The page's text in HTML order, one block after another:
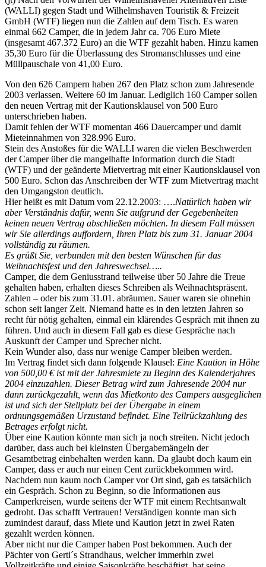
(WALLI) gegen Stadt und Wilhelmshaven Touristik & Freizeit
GmbH (WTF) liegen nun die Zahlen auf dem Tisch. Es waren
einmal 662 Camper, die in jedem Jahr ca. 706 Euro Miete
(insgesamt 467.372 Euro) an die WTF gezahlt haben. Hinzu kamen
35,30 Euro für die Überlassung des Stromanschlusses und eine
Müllpauschale von 41,00 Euro.
Von den 626 Campern haben 267 den Platz schon zum Jahresende
2003 verlassen. Weitere 60 im Januar. Lediglich 160 Camper sollen
den neuen Vertrag mit der Kautionsklausel von 500 Euro
unterschrieben haben.
Damit fehlen der WTF momentan 466 Dauercamper und damit
Mieteinnahmen von 328.996 Euro.
Stein des Anstoßes für die WALLI waren die vielen Beschwerden
der Camper über die mangelhafte Information durch die Stadt
(WTF) und der geänderte Mietvertrag mit einer Kautionsklausel von
500 Euro. Schon das Anschreiben der WTF zum Mietvertrag macht
den Umgangston deutlich.
Hier heißt es mit Datum vom 22.12.2003: ….Natürlich haben wir
aber Verständnis dafür, wenn Sie aufgrund der Gegebenheiten
keinen neuen Vertrag abschließen möchten. In diesem Fall müssen
wir Sie allerdings auffordern, Ihren Platz bis zum 31. Januar 2004
vollständig zu räumen.
Es grüßt Sie, verbunden mit den besten Wünschen für das
Weihnachtsfest und den Jahreswechsel…..
Camper, die dem Geniusstrand teilweise über 50 Jahre die Treue
gehalten haben, erhalten dieses Schreiben als Weihnachtspräsent.
Zahlen – oder bis zum 31.01. abräumen. Sauer waren sie ohnehin
schon seit langer Zeit. Niemand hatte es in den letzten Jahren so
recht für nötig gehalten, einmal ein klärendes Gespräch mit ihnen zu
führen. Und auch in diesem Fall gab es diese Gespräche nach
Auskunft der Camper und Sprecher nicht.
Kein Wunder also, dass nur wenige Camper bleiben werden.
Im Vertrag findet sich dann folgende Klausel: Eine Kaution in Höhe
von 500,00 € ist mit der Jahresmiete zu Beginn des Kalenderjahres
2004 einzuzahlen. Dieser Betrag wird zum Jahresende 2004 nur
dann zurückgezahlt, wenn das Mietkonto des Campers ausgeglichen
ist und sich der Stellplatz bei der Übergabe in einem
ordnungsgemäßen Urzustand befindet. Eine Teilrückzahlung des
Betrages erfolgt nicht.
Über eine Kaution könnte man sich ja noch streiten. Nicht jedoch
darüber, dass auch bei kleinsten Übergabemängeln der
Gesamtbetrag einbehalten werden kann. Da glaubt doch kaum ein
Camper, dass er auch nur einen Cent zurückbekommen wird.
Nachdem nun kaum noch Camper vor Ort sind, gab es tatsächlich
ein Gespräch. Schon zu Beginn, so die Informationen aus
Camperkreisen, wurde seitens der WTF mit einem Rechtsanwalt
gedroht. Das schafft Vertrauen! Verständigen konnte man sich
zumindest darauf, dass Miete und Kaution jetzt in zwei Raten
gezahlt werden können.
Aber nicht nur die Camper haben Post bekommen. Auch der
Pächter von Gerti´s Strandhaus, welcher immerhin zwei